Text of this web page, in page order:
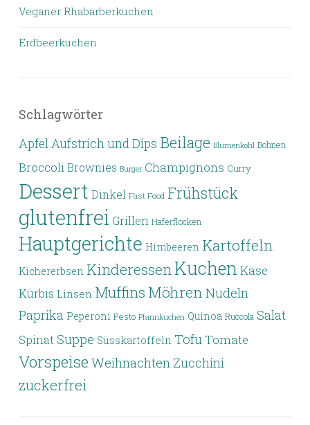
Veganer Rhabarberkuchen
Erdbeerkuchen
Schlagwörter
Apfel Aufstrich und Dips Beilage Blumenkohl Bohnen
Broccoli Brownies Burger Champignons Curry
Dessert Dinkel Fast Food Frühstück
glutenfrei Grillen Haferflocken
Hauptgerichte Himbeeren Kartoffeln
Kichererbsen Kinderessen Kuchen Käse
Kürbis Linsen Muffins Möhren Nudeln
Paprika Peperoni Pesto Pfannkuchen Quinoa Ruccola Salat
Spinat Suppe Süsskartoffeln Tofu Tomate
Vorspeise Weihnachten Zucchini
zuckerfrei